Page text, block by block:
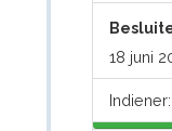
18 juni
Indiener: